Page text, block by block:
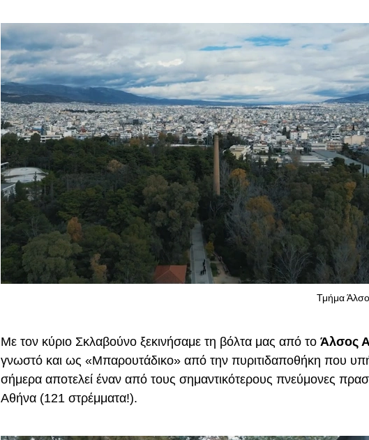
Τμήμα
Με τον κύριο Σκλαβούνο ξεκινήσαμε τη βόλτα μας από το Άλσος
γνωστό και ως «Μπαρουτάδικο» από την πυριτιδαποθήκη που
σήμερα αποτελεί έναν από τους σημαντικότερους πνεύμονες
Αθήνα (121 στρέμματα!).